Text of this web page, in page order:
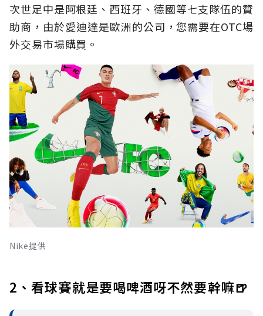
次世足中是阿根廷、西班牙、德國等七支隊伍的贊
助商，由於愛迪達是歐洲的公司，您需要在OTC場
外交易市場購買。
Nike提供
2、看球賽就是要喝啤酒呀不然要幹嘛🍺